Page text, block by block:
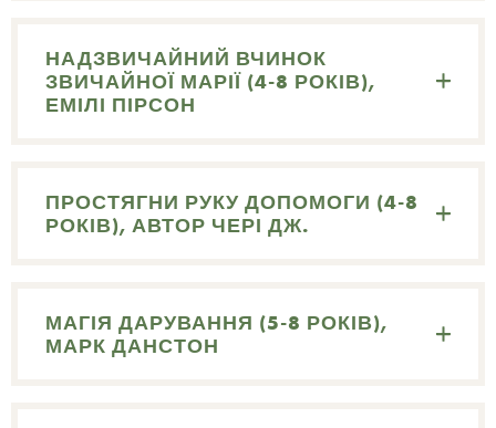
НАДЗВИЧАЙНИЙ ВЧИНОК
ЗВИЧАЙНОЇ МАРІЇ (4-8 РОКІВ),
ЕМІЛІ ПІРСОН
ПРОСТЯГНИ РУКУ ДОПОМОГИ (4-8
РОКІВ), АВТОР ЧЕРІ ДЖ.
МАГІЯ ДАРУВАННЯ (5-8 РОКІВ),
МАРК ДАНСТОН